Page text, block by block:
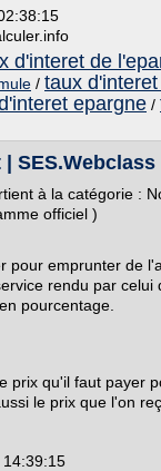
d'interet de
/ taux
epargne /
SES.Webclass
à la catégorie :
officiel )
pour emprunter de
rendu par celui
pourcentage.
prix qu'il faut payer
le prix que l'on